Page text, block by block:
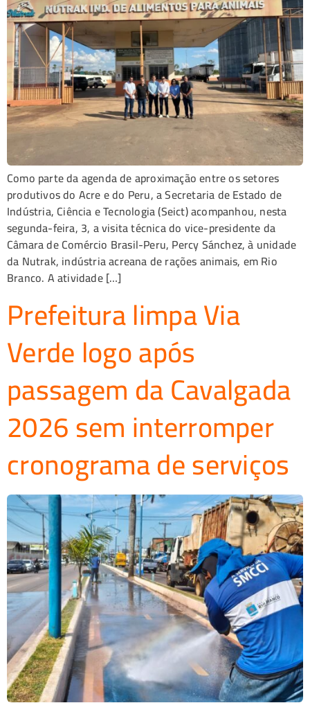
Como parte da agenda de aproximação entre os setores
produtivos do Acre e do Peru, a Secretaria de Estado de
Indústria, Ciência e Tecnologia (Seict) acompanhou, nesta
segunda-feira, 3, a visita técnica do vice-presidente da
Câmara de Comércio Brasil-Peru, Percy Sánchez, à unidade
da Nutrak, indústria acreana de rações animais, em Rio
Branco. A atividade […]
Prefeitura limpa Via
Verde logo após
passagem da Cavalgada
2026 sem interromper
cronograma de serviços